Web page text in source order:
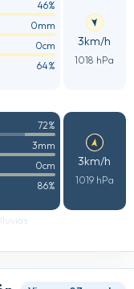
46%
0mm
0cm
64%
3km/h
1018 hPa
72%
3mm
0cm
86%
3km/h
1019 hPa